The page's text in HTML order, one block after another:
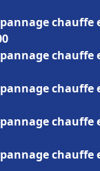
chauffe
chauffe
chauffe
chauffe
chauffe